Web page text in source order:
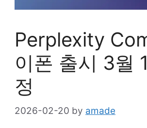
Perplexity
이폰 출시 3월
정
2026-02-20 by amade